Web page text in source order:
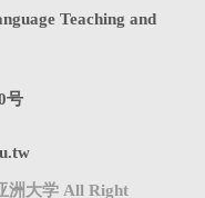
Teaching and
号
洲大学 All Right